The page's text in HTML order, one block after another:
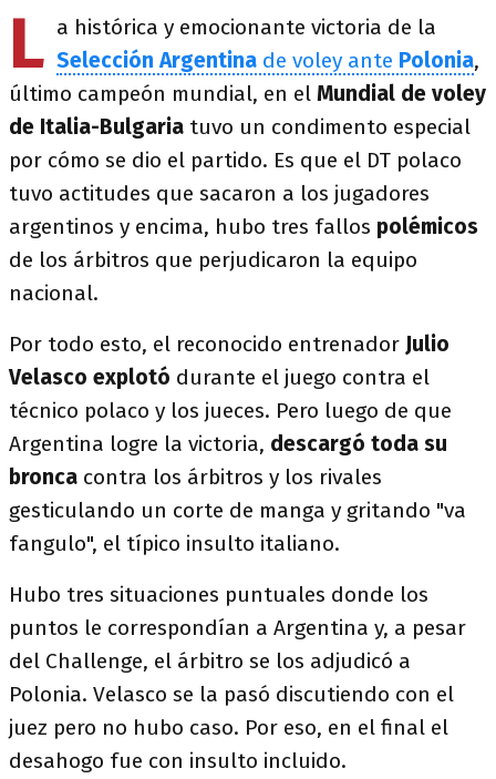
L a histórica y emocionante victoria de la
Selección Argentina de voley ante Polonia,
último campeón mundial, en el Mundial de voley
de Italia-Bulgaria tuvo un condimento especial
por cómo se dio el partido. Es que el DT polaco
tuvo actitudes que sacaron a los jugadores
argentinos y encima, hubo tres fallos polémicos
de los árbitros que perjudicaron la equipo
nacional.
Por todo esto, el reconocido entrenador Julio
Velasco explotó durante el juego contra el
técnico polaco y los jueces. Pero luego de que
Argentina logre la victoria, descargó toda su
bronca contra los árbitros y los rivales
gesticulando un corte de manga y gritando "va
fangulo", el típico insulto italiano.
Hubo tres situaciones puntuales donde los
puntos le correspondían a Argentina y, a pesar
del Challenge, el árbitro se los adjudicó a
Polonia. Velasco se la pasó discutiendo con el
juez pero no hubo caso. Por eso, en el final el
desahogo fue con insulto incluido.